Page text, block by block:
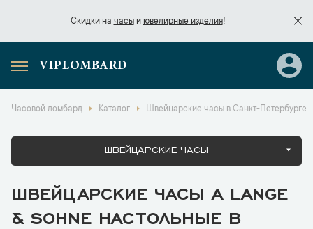
Скидки на часыи ювелирные изделия!
Скидки начасы
VIPLOMBARD
Часовой ломбард Каталог Швейцарские часы в Санкт-Петербурге
ШВЕЙЦАРСКИЕ ЧАСЫ
ШВЕЙЦАРСКИЕ ЧАСЫ A LANGE
& SOHNE НАСТОЛЬНЫЕ В